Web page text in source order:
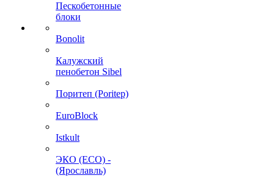
Пескобетонные
блоки
Bonolit
Калужский
пенобетон Sibel
Поритеп (Poritep)
EuroBlock
Istkult
ЭКО (ECO) -
(Ярославль)